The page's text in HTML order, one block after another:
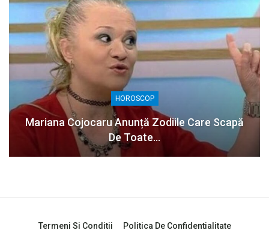
HOROSCOP
Mariana Cojocaru Anunță Zodiile Care Scapă
De Toate…
Termeni Si Conditii Politica De Confidentialitate